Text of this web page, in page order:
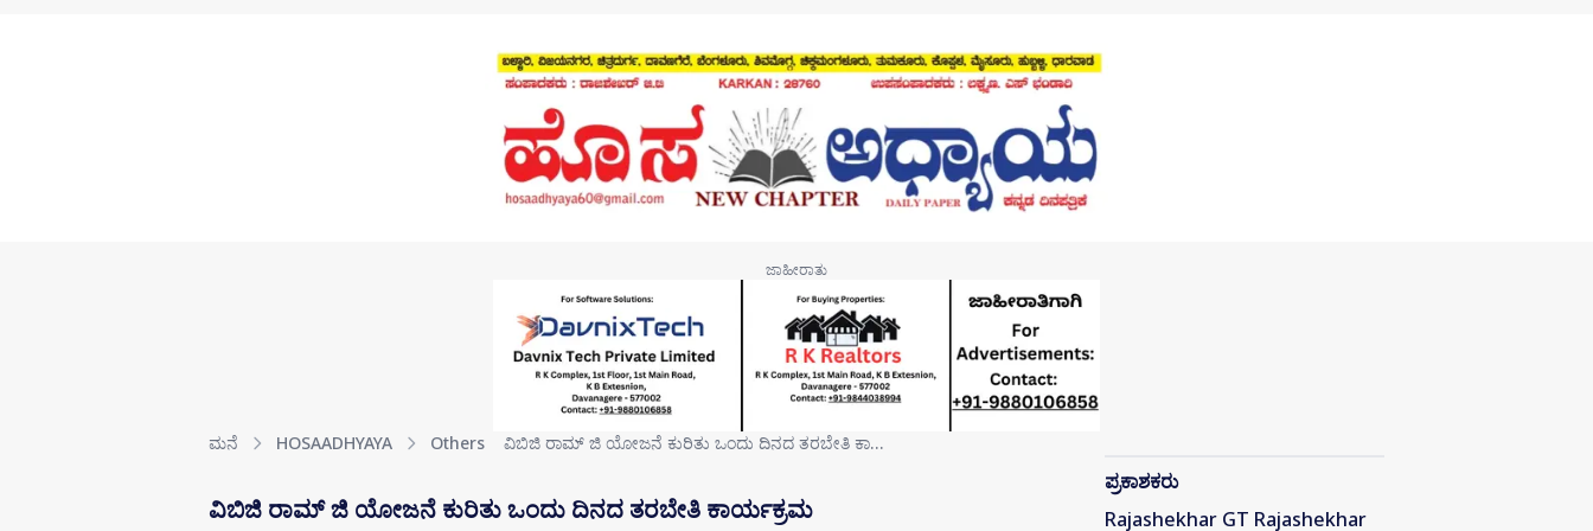
ಮನೆ HOSAADHYAYA Others ವಿಬಿಜಿ ರಾಮ್ ಜಿ ಯೋಜನೆ ಕುರಿತು ಒಂದು ದಿನದ ತರಬೇತಿ ಕಾ…
ವಿಬಿಜಿ ರಾಮ್ ಜಿ ಯೋಜನೆ ಕುರಿತು ಒಂದು ದಿನದ ತರಬೇತಿ ಕಾರ್ಯಕ್ರಮ
ಪ್ರಕಾಶಕರು
Rajashekhar GT Rajashekhar